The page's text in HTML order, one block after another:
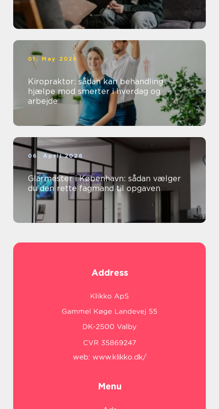
01. May 2026
Kiropraktor: sådan kan behandling
hjælpe mod smerter i hverdag og
arbejde
06. April 2026
Glarmester i København: sådan vælger
du den rette fagmand til opgaven
Address
web: www.klikko.dk/
Menu